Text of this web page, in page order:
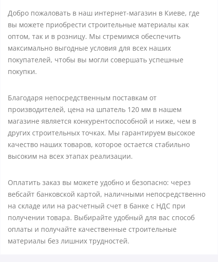
Добро пожаловать в наш интернет-магазин в Киеве, где
вы можете приобрести строительные материалы как
оптом, так и в розницу. Мы стремимся обеспечить
максимально выгодные условия для всех наших
покупателей, чтобы вы могли совершать успешные
покупки.
Благодаря непосредственным поставкам от
производителей, цена на шпатель 120 мм в нашем
магазине является конкурентоспособной и ниже, чем в
других строительных точках. Мы гарантируем высокое
качество наших товаров, которое остается стабильно
высоким на всех этапах реализации.
Оплатить заказ вы можете удобно и безопасно: через
вебсайт банковской картой, наличными непосредственно
на складе или на расчетный счет в банке с НДС при
получении товара. Выбирайте удобный для вас способ
оплаты и получайте качественные строительные
материалы без лишних трудностей.